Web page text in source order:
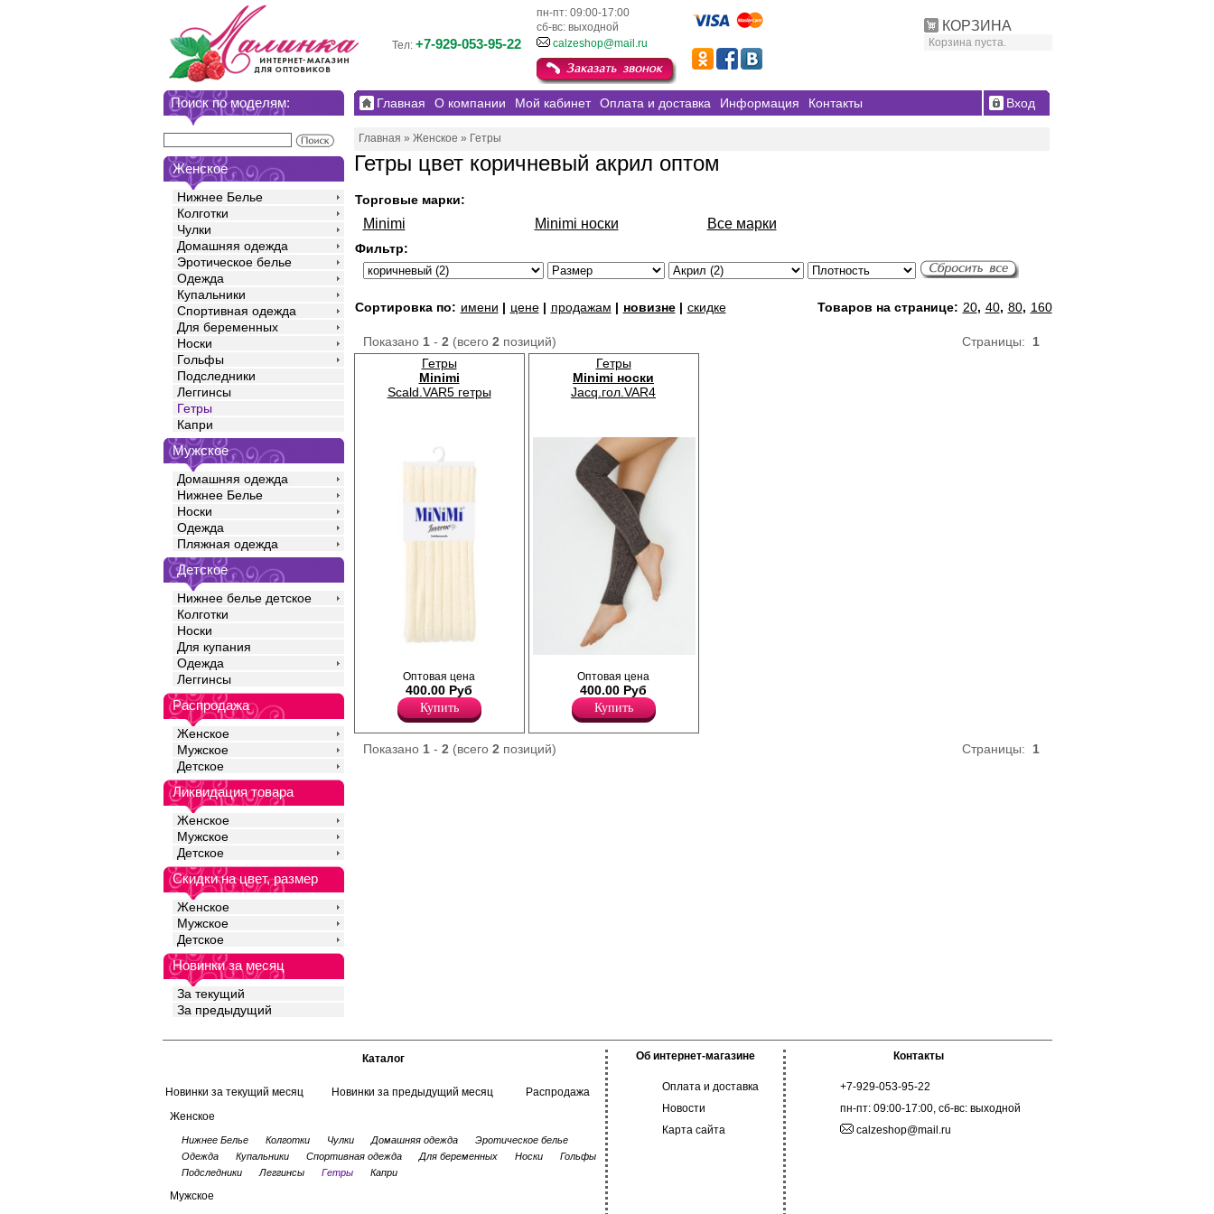
КОРЗИНА
Корзина пуста.
пн-пт: 09:00-17:00
сб-вс: выходной
Тел: +7-929-053-95-22 calzeshop@mail.ru
Поиск по моделям:
Женское
Нижнее Белье
Колготки
Чулки
Домашняя одежда
Эротическое белье
Одежда
Купальники
Спортивная одежда
Для беременных
Носки
Гольфы
Подследники
Леггинсы
Гетры
Капри
Мужское
Домашняя одежда
Нижнее Белье
Носки
Одежда
Пляжная одежда
Детское
Нижнее белье детское
Колготки
Носки
Для купания
Одежда
Леггинсы
Распродажа
Женское
Мужское
Детское
Ликвидация товара
Женское
Мужское
Детское
Скидки на цвет, размер
Женское
Мужское
Детское
Новинки за месяц
За текущий
За предыдущий
Главная О компании Мой кабинет Оплата и доставка Информация Контакты Вход
Главная » Женское » Гетры
Гетры цвет коричневый акрил оптом
Торговые марки:
Minimi Minimi носки Все марки
Фильтр:
Сортировка по: имени | цене| продажам | новизне| скидке Товаров на странице: 20, 40, 80, 160
Страницы: 1
Показано 1- 2(всего 2позиций)
Гетры
Minimi
Scald.VAR5 гетры
Гетры женские плотностью 480den с
рисунком "лапша", мягкие и теплые.
Акрил 75%
Шерсть 10%
Эластан 1%
Оптовая цена
400.00 Руб
Купить
Гетры
Minimi носки
Jacq.гол.VAR4
широкой, рифленой, эластичной резинкой,
позволяющей комфортно удерживаться
без передавливания. Ширина резинки 6,0
см. Выполнены с добавлением шерсти для
сохранения комфорта и тепла, и с
добавлением акрила для
износоустойчивости и практичности.
Оптовая цена
400.00 Руб
Купить
Страницы: 1
Показано 1- 2(всего 2позиций)
Каталог
Новинки за текущий месяц Новинки за предыдущий месяц
Распродажа
Женское
Нижнее Белье Колготки Чулки Домашняя одежда
Эротическое белье
Одежда
Купальники Спортивная одежда Для беременных Носки
Гольфы
Подследники
Леггинсы Гетры Капри
Мужское
Об интернет-магазине
Оплата и доставка
Новости
Карта сайта
Контакты
+7-929-053-95-22
пн-пт: 09:00-17:00, сб-вс: выходной
calzeshop@mail.ru